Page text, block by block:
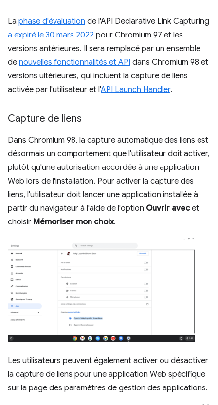
La phase d'évaluation de l'API Declarative Link Capturing
a expiré le 30 mars 2022 pour Chromium 97 et les
versions antérieures. Il sera remplacé par un ensemble
de nouvelles fonctionnalités et API dans Chromium 98 et
versions ultérieures, qui incluent la capture de liens
activée par l'utilisateur et l'API Launch Handler.
Capture de liens
Dans Chromium 98, la capture automatique des liens est
désormais un comportement que l'utilisateur doit activer,
plutôt qu'une autorisation accordée à une application
Web lors de l'installation. Pour activer la capture des
liens, l'utilisateur doit lancer une application installée à
partir du navigateur à l'aide de l'option Ouvrir avecet
choisir Mémoriser mon choix.
Les utilisateurs peuvent également activer ou désactiver
la capture de liens pour une application Web spécifique
sur la page des paramètres de gestion des applications.